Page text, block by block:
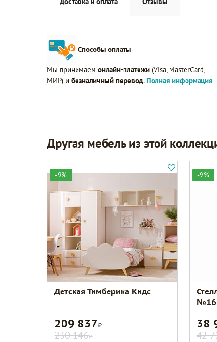
Способы оплаты
Мы принимаем онлайн-платежи (Visa, MasterCard,
МИР) и безналичный перевод. Полная
Другая мебель из этой
-9%
Детская Тимберика Кидс
209 837Р
230 146Р
-9%
№16
38
42